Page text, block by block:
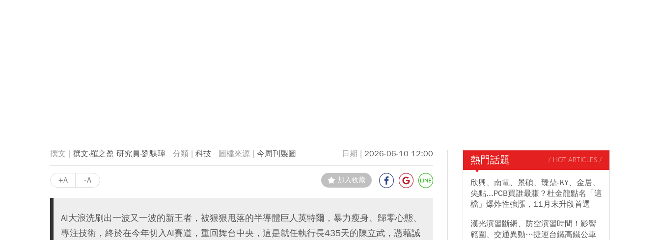
撰文‧羅之盈 研究員‧劉騏瑋 科技 今周刊製圖 2026-06-10 12:00
+A -A 加入收藏
AI大浪洗刷出一波又一波的新王者，被狠狠甩落的半導體巨人英特爾，暴力瘦身、歸零心態、
專注技術，終於在今年切入AI賽道，重回舞台中央，這是就任執行長435天的陳立武，憑藉誠
熱門話題 / HOT ARTICLES /
欣興、南電、景碩、臻鼎-KY、金居、
尖點...PCB買誰最賺？杜金龍點名「這
檔」爆炸性強漲，11月末升段首選
漢光演習斷網、防空演習時間！影響
範圍、交通異動…捷運台鐵高鐵公車